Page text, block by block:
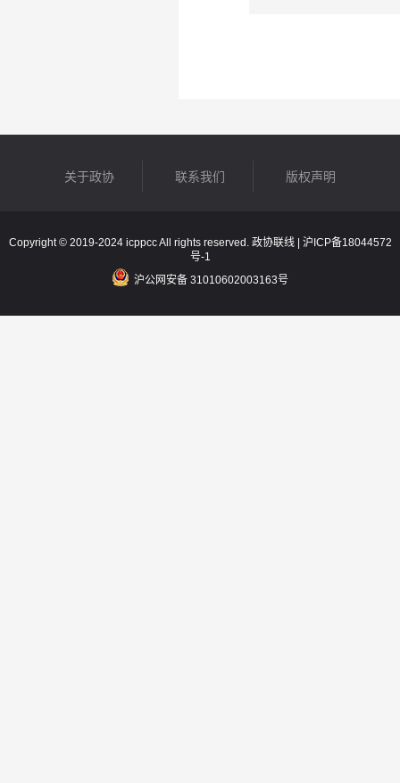
关于政协 联系我们 版权声明
Copyright © 2019-2024 icppcc All rights reserved. 政协联线 | 沪ICP备18044572
号-1
沪公网安备 31010602003163号